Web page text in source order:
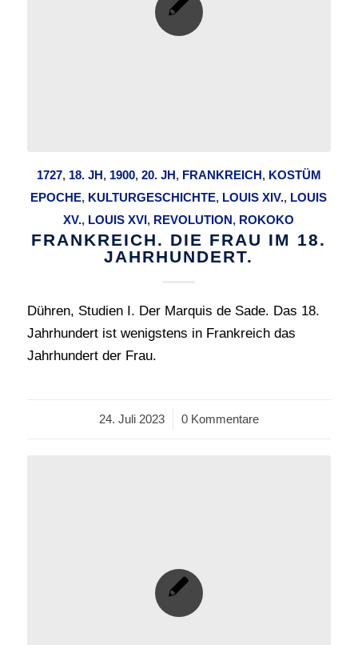
1727, 18. JH, 1900, 20. JH, FRANKREICH, KOSTÜM
EPOCHE, KULTURGESCHICHTE, LOUIS XIV., LOUIS
XV., LOUIS XVI, REVOLUTION, ROKOKO
FRANKREICH. DIE FRAU IM 18.
JAHRHUNDERT.
Dühren, Studien I. Der Marquis de Sade. Das 18.
Jahrhundert ist wenigstens in Frankreich das
Jahrhundert der Frau.
24. Juli 2023
/ 0 Kommentare